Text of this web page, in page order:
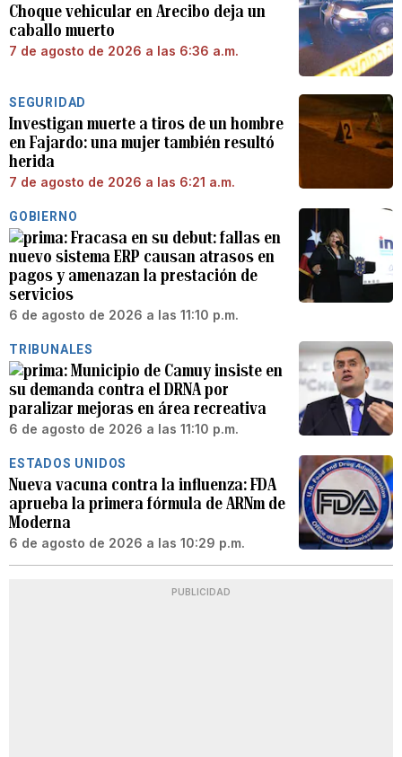
Choque vehicular en Arecibo deja un
caballo muerto
7 de agosto de 2026 a las 6:36 a.m.
SEGURIDAD
Investigan muerte a tiros de un hombre
en Fajardo: una mujer también resultó
herida
7 de agosto de 2026 a las 6:21 a.m.
GOBIERNO
Fracasa en su debut: fallas en
nuevo sistema ERP causan atrasos en
pagos y amenazan la prestación de
servicios
6 de agosto de 2026 a las 11:10 p.m.
TRIBUNALES
Municipio de Camuy insiste en
su demanda contra el DRNA por
paralizar mejoras en área recreativa
6 de agosto de 2026 a las 11:10 p.m.
ESTADOS UNIDOS
Nueva vacuna contra la influenza: FDA
aprueba la primera fórmula de ARNm de
Moderna
6 de agosto de 2026 a las 10:29 p.m.
PUBLICIDAD